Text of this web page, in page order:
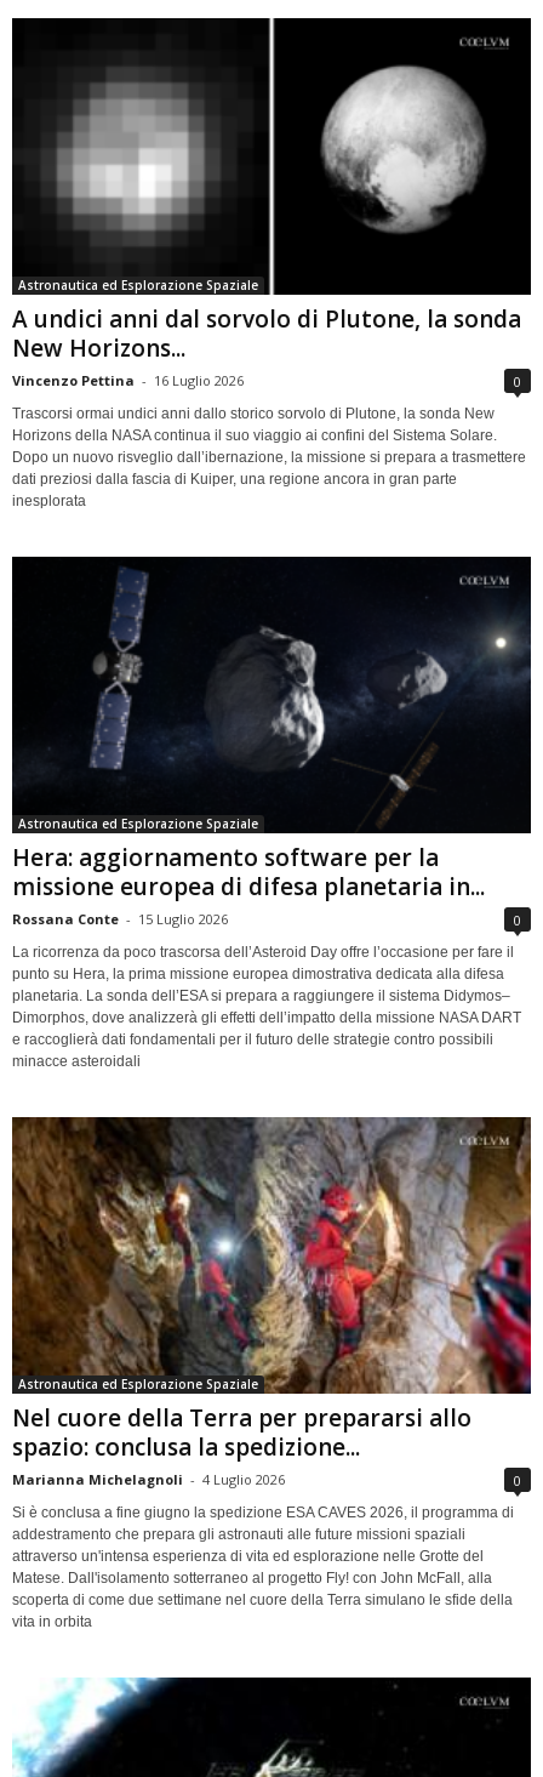
Astronautica ed Esplorazione Spaziale
A undici anni dal sorvolo di Plutone, la sonda
New Horizons...
Vincenzo Pettina - 16 Luglio 2026 0
Trascorsi ormai undici anni dallo storico sorvolo di Plutone, la sonda New
Horizons della NASA continua il suo viaggio ai confini del Sistema Solare.
Dopo un nuovo risveglio dall’ibernazione, la missione si prepara a trasmettere
dati preziosi dalla fascia di Kuiper, una regione ancora in gran parte
inesplorata
Astronautica ed Esplorazione Spaziale
Hera: aggiornamento software per la
missione europea di difesa planetaria in...
Rossana Conte - 15 Luglio 2026 0
La ricorrenza da poco trascorsa dell’Asteroid Day offre l’occasione per fare il
punto su Hera, la prima missione europea dimostrativa dedicata alla difesa
planetaria. La sonda dell’ESA si prepara a raggiungere il sistema Didymos–
Dimorphos, dove analizzerà gli effetti dell’impatto della missione NASA DART
e raccoglierà dati fondamentali per il futuro delle strategie contro possibili
minacce asteroidali
Astronautica ed Esplorazione Spaziale
Nel cuore della Terra per prepararsi allo
spazio: conclusa la spedizione...
Marianna Michelagnoli - 4 Luglio 2026 0
Si è conclusa a fine giugno la spedizione ESA CAVES 2026, il programma di
addestramento che prepara gli astronauti alle future missioni spaziali
attraverso un'intensa esperienza di vita ed esplorazione nelle Grotte del
Matese. Dall'isolamento sotterraneo al progetto Fly! con John McFall, alla
scoperta di come due settimane nel cuore della Terra simulano le sfide della
vita in orbita